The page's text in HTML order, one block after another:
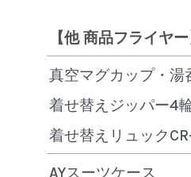
【他 商品フライヤー
真空マグカップ・湯
着せ替えジッパー4
着せ替えリュック
AYスーツケース